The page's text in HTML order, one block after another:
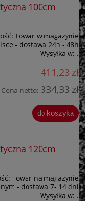
100cm
Towar w magazynie
- dostawa 24h - 48h
Wysyłka w: .
411,23 zł
Cena netto: 334,33 zł
do koszyka
120cm
Towar na magazynie
- dostawa 7- 14 dni
Wysyłka w: .